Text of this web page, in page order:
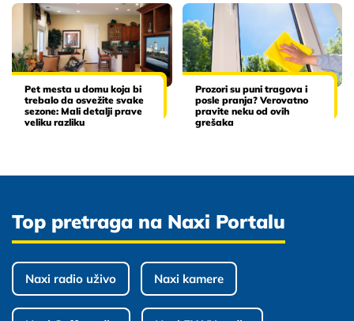
Pet mesta u domu koja bi
trebalo da osvežite svake
sezone: Mali detalji prave
veliku razliku
Prozori su puni tragova i
posle pranja? Verovatno
pravite neku od ovih
grešaka
Top pretraga na Naxi Portalu
Naxi radio uživo Naxi kamere